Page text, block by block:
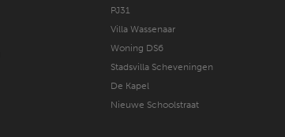
PJ31
Villa Wassenaar
Woning DS6
Stadsvilla Scheveningen
De Kapel
Nieuwe Schoolstraat